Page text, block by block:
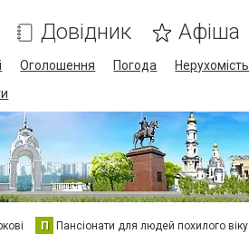
Довідник Афіша
Оголошення Погода Нерухомість
П Пансіонати для людей похилого віку